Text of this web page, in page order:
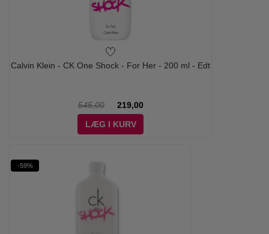
Calvin Klein - CK One Shock - For Her - 200 ml - Edt
545,00
219,00
LÆG I KURV
-59%